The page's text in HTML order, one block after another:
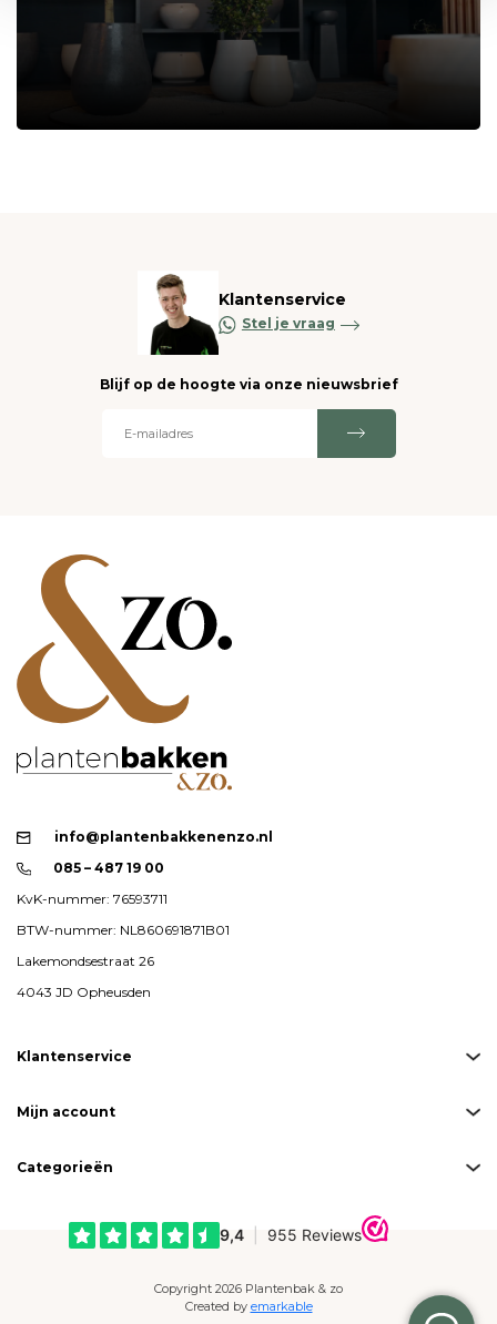
Klantenservice
Stel je vraag
Blijf op de hoogte via onze nieuwsbrief
info@plantenbakkenenzo.nl
085 – 487 19 00
KvK-nummer: 76593711
BTW-nummer: NL860691871B01
Lakemondsestraat 26
4043 JD Opheusden
Klantenservice
Mijn account
Categorieën
Copyright 2026 Plantenbak & zo
Created by emarkable